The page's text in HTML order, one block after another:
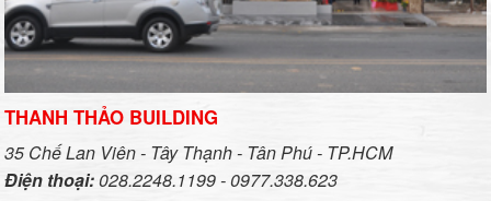
THANH THẢO BUILDING
35 Chế Lan Viên - Tây Thạnh - Tân Phú - TP.HCM
Điện thoại:028.2248.1199 - 0977.338.623